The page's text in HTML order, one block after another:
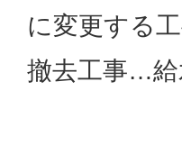
に変更する工
撤去工事…給